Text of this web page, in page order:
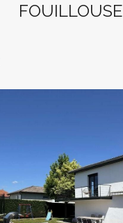
FOUILLOUSE